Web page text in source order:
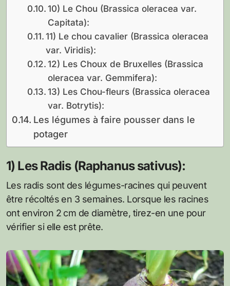
10) Le Chou (Brassica oleracea var.
Capitata):
11) Le chou cavalier (Brassica oleracea
var. Viridis):
12) Les Choux de Bruxelles (Brassica
oleracea var. Gemmifera):
13) Les Chou-fleurs (Brassica oleracea
var. Botrytis):
Les légumes à faire pousser dans le
potager
1) Les Radis (Raphanus sativus):
Les radis sont des légumes-racines qui peuvent
être récoltés en 3 semaines. Lorsque les racines
ont environ 2 cm de diamètre, tirez-en une pour
vérifier si elle est prête.